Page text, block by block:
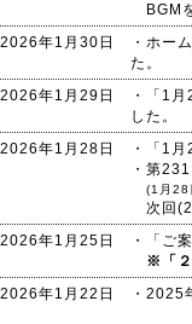
BGM
2026年1月30日
・ホー
た。
2026年1月29日
・「1
した。
2026年1月28日
・「1
・第
(1月28
次回(2
2026年1月25日
・「ご
※「２
2026年1月22日
・2025